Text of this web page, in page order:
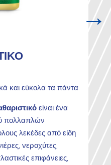
→
και εύκολα τα πάντα
είναι ένα
πολλαπλών
λεκέδες από είδη
νεροχύτες,
επιφάνειες,